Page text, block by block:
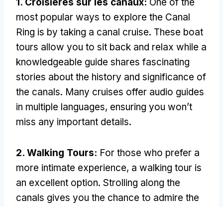
most popular ways to explore the Canal
Ring is by taking a canal cruise. These boat
tours allow you to sit back and relax while a
knowledgeable guide shares fascinating
stories about the history and significance of
the canals. Many cruises offer audio guides
in multiple languages, ensuring you won’t
miss any important details.
2. Walking Tours: For those who prefer a
more intimate experience, a walking tour is
an excellent option. Strolling along the
canals gives you the chance to admire the